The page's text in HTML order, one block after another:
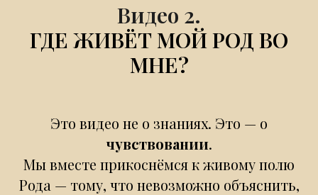
Видео 2.
ГДЕ ЖИВЁТ МОЙ РОД ВО
МНЕ?
Это видео не о знаниях. Это — о
чувствовании.
Мы вместе прикоснёмся к живому полю
Рода — тому, что невозможно объяснить,